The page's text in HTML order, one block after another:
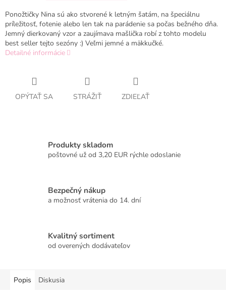
Ponožtičky Nina sú ako stvorené k letným šatám, na špeciálnu
príležitosť, fotenie alebo len tak na parádenie sa počas bežného dňa.
Jemný dierkovaný vzor a zaujímava mašlička robí z tohto modelu
best seller tejto sezóny :) Veľmi jemné a mäkkučké.
Detailné informácie
OPÝTAŤ SA STRÁŽIŤ ZDIEĽAŤ
Produkty skladom
poštovné už od 3,20 EUR rýchle odoslanie
Bezpečný nákup
a možnosť vrátenia do 14. dní
Kvalitný sortiment
od overených dodávateľov
Popis Diskusia